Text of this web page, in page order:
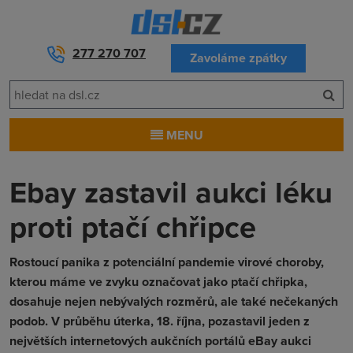
277 270 707 Zavoláme zpátky
MENU
Ebay zastavil aukci léku
proti ptačí chřipce
Rostoucí panika z potenciální pandemie virové choroby,
kterou máme ve zvyku označovat jako ptačí chřipka,
dosahuje nejen nebývalých rozměrů, ale také nečekaných
podob. V průběhu úterka, 18. října, pozastavil jeden z
největších internetových aukčních portálů eBay aukci